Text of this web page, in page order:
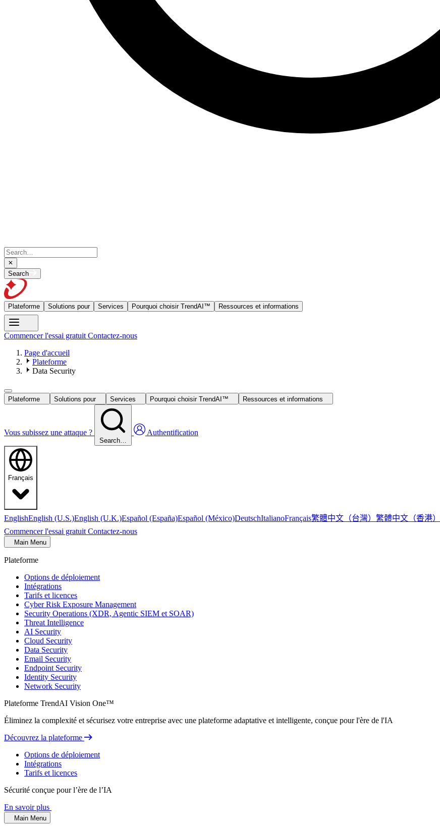
Search
Plateforme Solutions pour Services Pourquoi choisir TrendAI™ Ressources et informations
Commencer l'essai gratuit Contactez-nous
Page d'accueil
Plateforme
Data Security
Plateforme Solutions pour Services Pourquoi choisir TrendAI™ Ressources et informations
Vous subissez une attaque ?
Search…
Authentification
Français
EnglishEnglish (U.S.)English (U.K.)Español (España)Español (México)DeutschItalianoFrançais繁體中文（台灣） 繁體中文（香港）
Commencer l'essai gratuit Contactez-nous
Main Menu
Plateforme
Options de déploiement
Intégrations
Tarifs et licences
Cyber Risk Exposure Management
Security Operations (XDR, Agentic SIEM et SOAR)
Threat Intelligence
AI Security
Cloud Security
Data Security
Email Security
Endpoint Security
Identity Security
Network Security
Plateforme TrendAI Vision One™
Éliminez la complexité et sécurisez votre entreprise avec une plateforme adaptative et intelligente, conçue pour l'ère de l'IA
Découvrez la plateforme
Options de déploiement
Intégrations
Tarifs et licences
Sécurité conçue pour l’ère de l’IA
En savoir plus
Main Menu